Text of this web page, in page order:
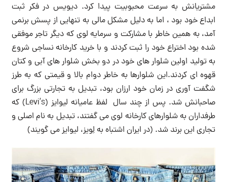
مشتریانش به سرعت محبوبیت پیدا کرد. دیویس در فکر ثبت
ابداع خود بود ، اما به دلیل مشکل مالی به تنهایی از پسش برنمی
آمد، به همین خاطر با مشارکت و سرمایه لوی که دیگر تاجر موفقی
شده بود اختراع خود را ثبت کردند و با خرید کارخانه نساجی شروع
به تولید اولین شلوار های خود در دو بخش شلوار های آبی و کتان
قهوه ای کردند.این شلوارها به خاطر دوام بالا و قیمتی که به طرز
شگفت آوری در زمان خود ارزان بود، تبدیل به تجارتی بزرگ برای
صاحبانش شد. پس از چند سال لفظ عامیانه لیوایز (Levi’s) که
طرفداران به شلوارهای کارخانه لوی می گفتند، تبدیل به نام اصلی و
تجاری این برند شد. (در ایران اشتباه به لِویز، لیوایز می گویند)